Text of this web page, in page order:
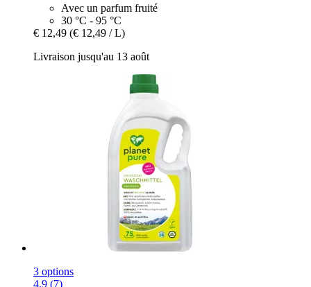
Avec un parfum fruité
30 °C - 95 °C
€ 12,49 (€ 12,49 / L)
Livraison jusqu'au 13 août
3 options
4.9 (7)